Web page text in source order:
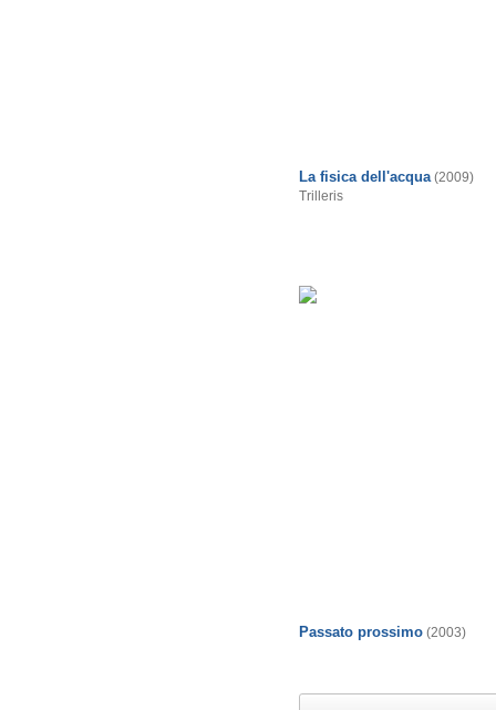
La fisica dell'acqua (2009)
Trilleris
Passato prossimo (2003)